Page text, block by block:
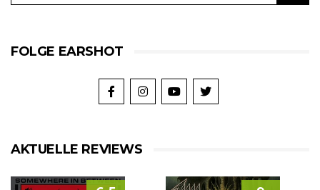
FOLGE EARSHOT
AKTUELLE REVIEWS